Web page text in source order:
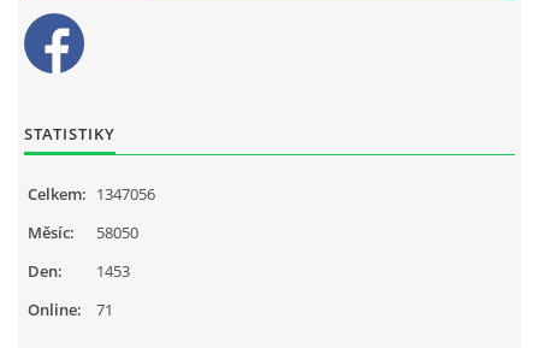
STATISTIKY
Online: 71
Celkem: 1347056
Měsíc:
58050
Den:
1453